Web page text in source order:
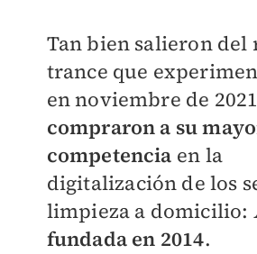
Tan bien salieron del
trance que
en noviembre de 2021
compraron a su
competencia en la
digitalización de los
limpieza a domicilio:
fundada en 2014.